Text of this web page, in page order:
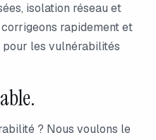
isolation réseau et
rapidement et
pour les vulnérabilités
? Nous voulons le